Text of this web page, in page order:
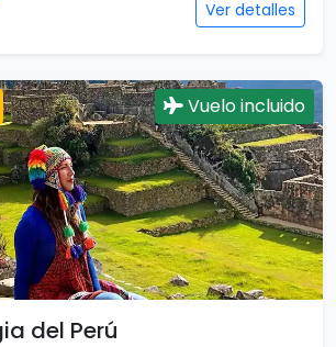
Ver detalles
Vuelo incluido
del Perú